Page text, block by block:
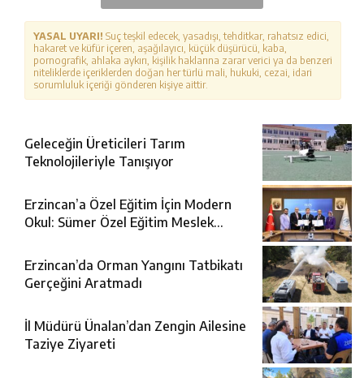
YASAL UYARI! Suç teşkil edecek, yasadışı, tehditkar, rahatsız edici,
hakaret ve küfür içeren, aşağılayıcı, küçük düşürücü, kaba,
pornografik, ahlaka aykırı, kişilik haklarına zarar verici ya da benzeri
niteliklerde içeriklerden doğan her türlü mali, hukuki, cezai, idari
sorumluluk içeriği gönderen kişiye aittir.
Geleceğin Üreticileri Tarım
Teknolojileriyle Tanışıyor
Erzincan’a Özel Eğitim İçin Modern
Okul: Sümer Özel Eğitim Meslek
Erzincan’da Orman Yangını Tatbikatı
Gerçeğini Aratmadı
İl Müdürü Ünalan’dan Zengin Ailesine
Taziye Ziyareti